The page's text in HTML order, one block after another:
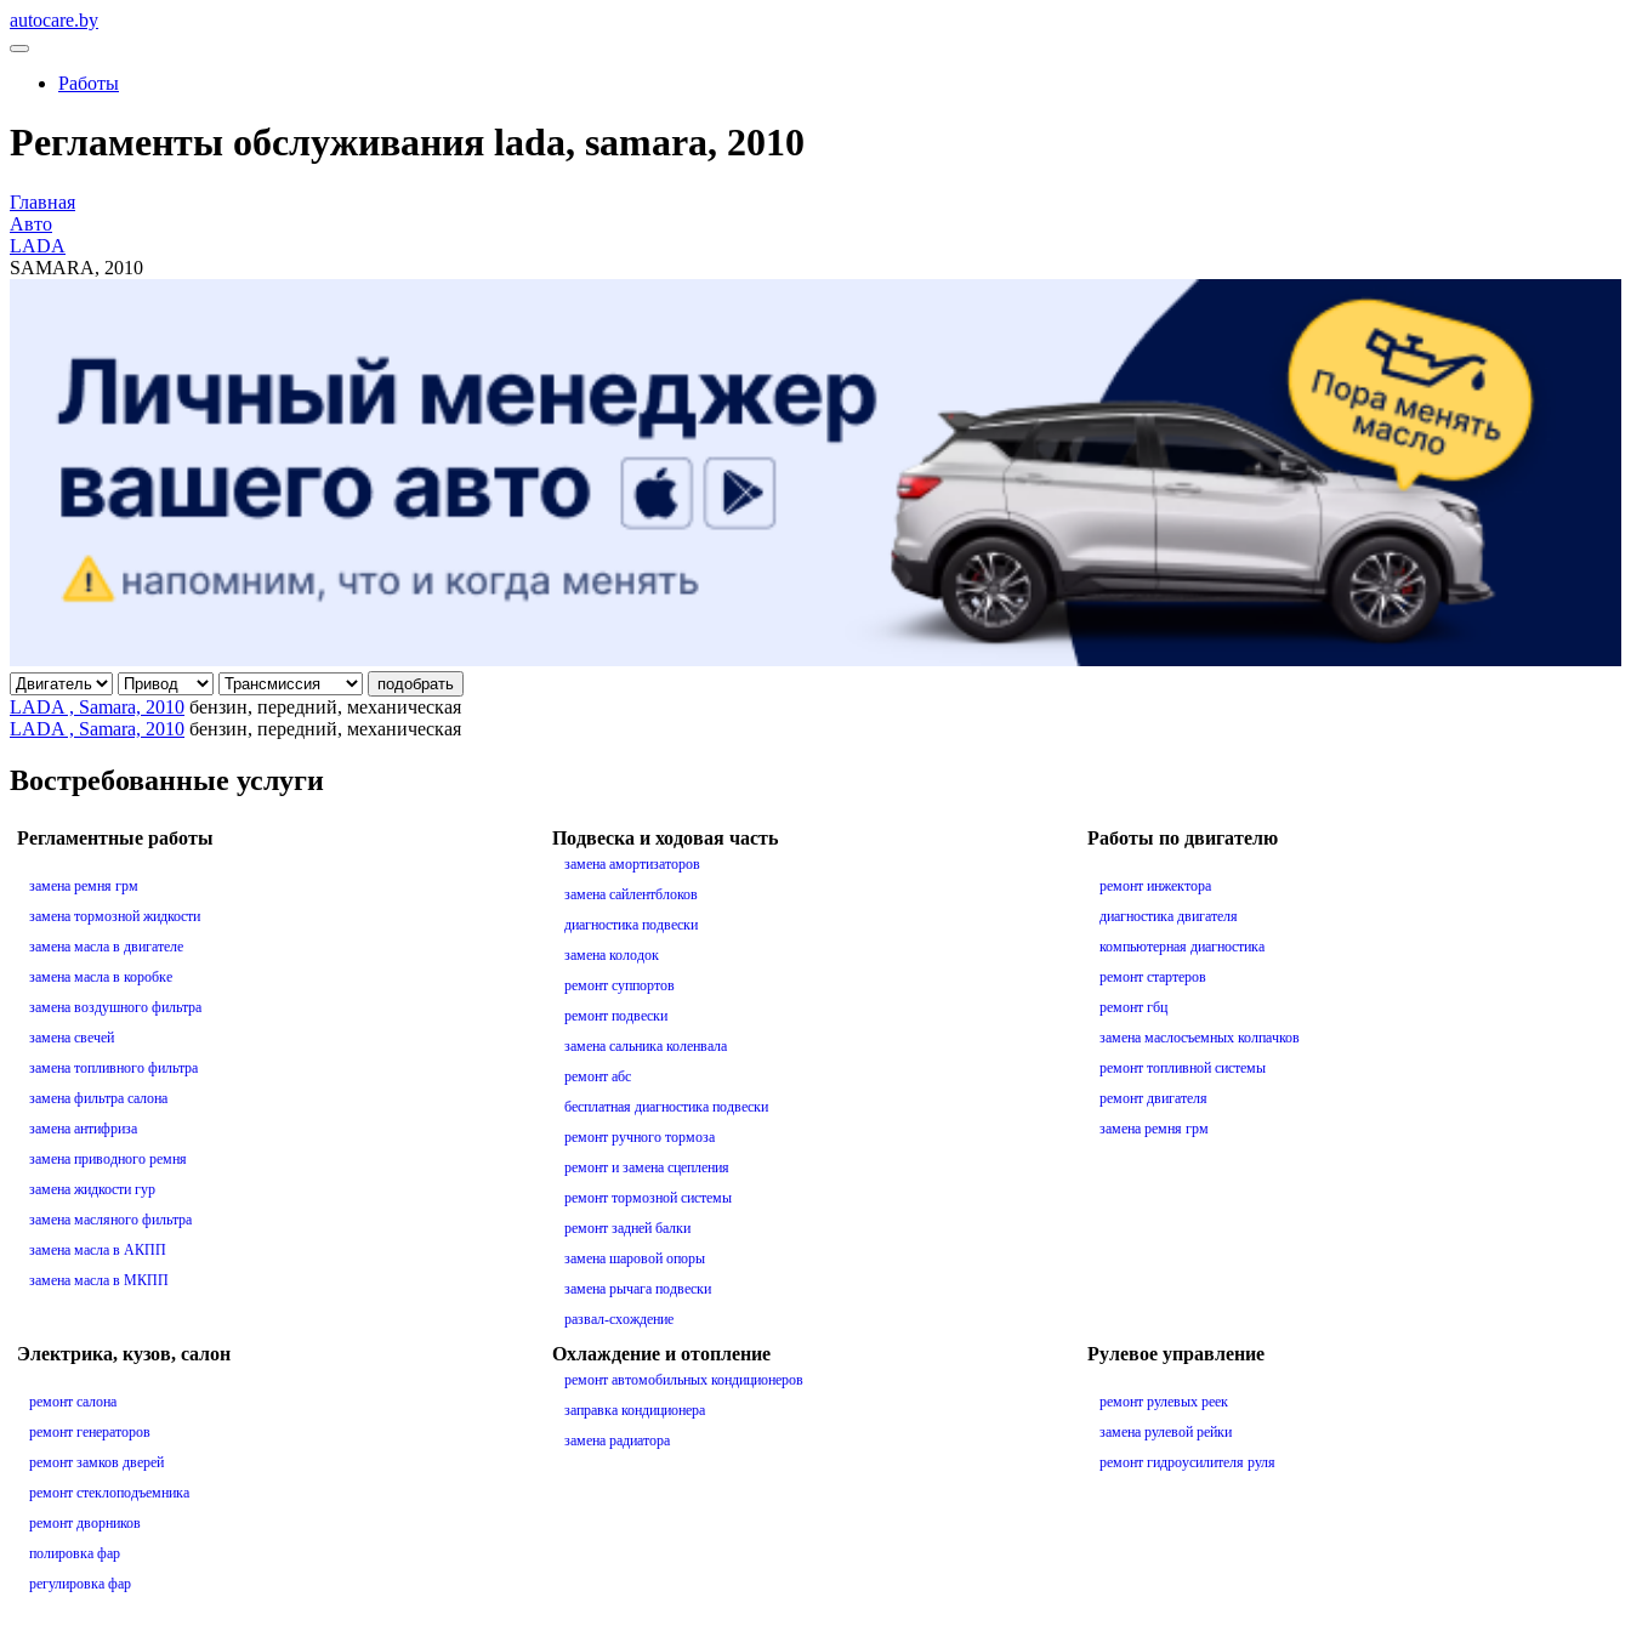
autocare.by
Работы
Регламенты обслуживания lada, samara, 2010
Главная
Авто
LADA
SAMARA, 2010
подобрать
LADA , Samara, 2010 бензин, передний, механическая
LADA , Samara, 2010 бензин, передний, механическая
Востребованные услуги
Регламентные работы
замена ремня грм
замена тормозной жидкости
замена масла в двигателе
замена масла в коробке
замена воздушного фильтра
замена свечей
замена топливного фильтра
замена фильтра салона
замена антифриза
замена приводного ремня
замена жидкости гур
замена масляного фильтра
замена масла в АКПП
замена масла в МКПП
Подвеска и ходовая часть
замена амортизаторов
замена сайлентблоков
диагностика подвески
замена колодок
ремонт суппортов
ремонт подвески
замена сальника коленвала
ремонт абс
бесплатная диагностика подвески
ремонт ручного тормоза
ремонт и замена сцепления
ремонт тормозной системы
ремонт задней балки
замена шаровой опоры
замена рычага подвески
развал-схождение
Работы по двигателю
ремонт инжектора
диагностика двигателя
компьютерная диагностика
ремонт стартеров
ремонт гбц
замена маслосъемных колпачков
ремонт топливной системы
ремонт двигателя
замена ремня грм
Электрика, кузов, салон
ремонт салона
ремонт генераторов
ремонт замков дверей
ремонт стеклоподъемника
ремонт дворников
полировка фар
регулировка фар
Охлаждение и отопление
ремонт автомобильных кондиционеров
заправка кондиционера
замена радиатора
Рулевое управление
ремонт рулевых реек
замена рулевой рейки
ремонт гидроусилителя руля